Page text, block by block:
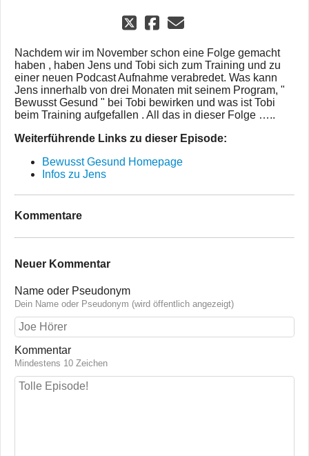
Nachdem wir im November schon eine Folge gemacht
haben , haben Jens und Tobi sich zum Training und zu
einer neuen Podcast Aufnahme verabredet. Was kann
Jens innerhalb von drei Monaten mit seinem Program, "
Bewusst Gesund " bei Tobi bewirken und was ist Tobi
beim Training aufgefallen . All das in dieser Folge …..
Weiterführende Links zu dieser Episode:
Bewusst Gesund Homepage
Infos zu Jens
Kommentare
Neuer Kommentar
Name oder Pseudonym
Dein Name oder Pseudonym (wird öffentlich angezeigt)
Kommentar
Mindestens 10 Zeichen